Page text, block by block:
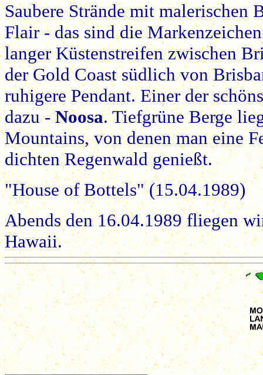
Saubere Strände mit malerischen
Flair - das sind die
langer Küstenstreifen zwischen
der Gold Coast südlich von
ruhigere Pendant. Einer der
dazu -Noosa. Tiefgrüne Berge
Mountains, von denen man eine
dichten Regenwald genießt.
"House of Bottels" (15.04.1989)
Abends den 16.04.1989 fliegen
Hawaii.